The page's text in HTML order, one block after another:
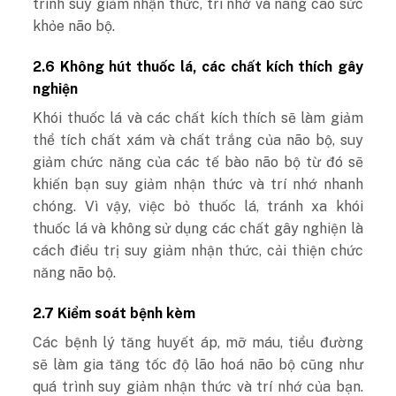
trình suy giảm nhận thức, trí nhớ và nâng cao sức
khỏe não bộ.
2.6 Không hút thuốc lá, các chất kích thích gây
nghiện
Khói thuốc lá và các chất kích thích sẽ làm giảm
thể tích chất xám và chất trắng của não bộ, suy
giảm chức năng của các tế bào não bộ từ đó sẽ
khiến bạn suy giảm nhận thức và trí nhớ nhanh
chóng. Vì vậy, việc bỏ thuốc lá, tránh xa khói
thuốc lá và không sử dụng các chất gây nghiện là
cách điều trị suy giảm nhận thức, cải thiện chức
năng não bộ.
2.7 Kiểm soát bệnh kèm
Các bệnh lý tăng huyết áp, mỡ máu, tiểu đường
sẽ làm gia tăng tốc độ lão hoá não bộ cũng như
quá trình suy giảm nhận thức và trí nhớ của bạn.